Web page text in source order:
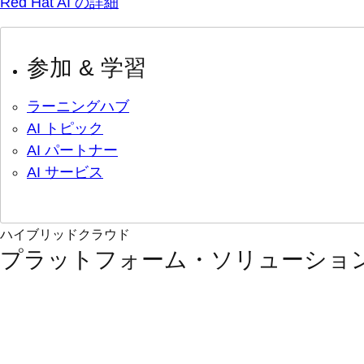
参加 & 学習
ラーニングハブ
AI トピック
AI パートナー
AI サービス
ハイブリッドクラウド
プラットフォーム・ソリューショ